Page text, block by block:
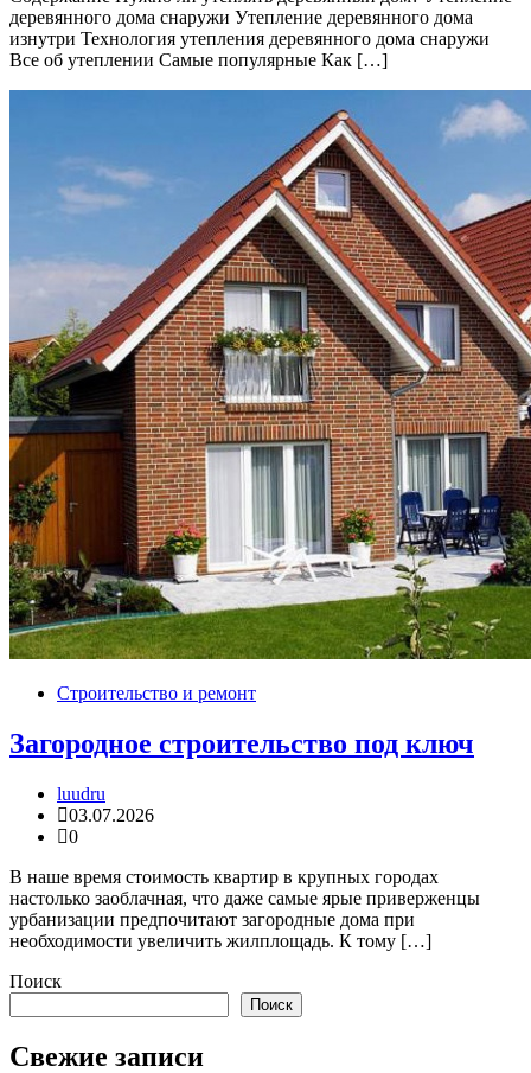
деревянного дома снаружи Утепление деревянного дома
изнутри Технология утепления деревянного дома снаружи
Все об утеплении Самые популярные Как […]
Строительство и ремонт
Загородное строительство под ключ
luudru
03.07.2026
0
В наше время стоимость квартир в крупных городах
настолько заоблачная, что даже самые ярые приверженцы
урбанизации предпочитают загородные дома при
необходимости увеличить жилплощадь. К тому […]
Поиск
Поиск
Свежие записи